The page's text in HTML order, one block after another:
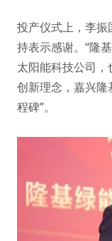
投产仪式上，李
持表示感谢。“隆
太阳能科技公司
创新理念，嘉兴隆
程碑”。